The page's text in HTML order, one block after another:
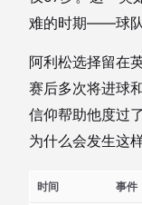
难的时期——球队
阿利松选择留在
赛后多次将进球
信仰帮助他度过
为什么会发生这
时间 事件